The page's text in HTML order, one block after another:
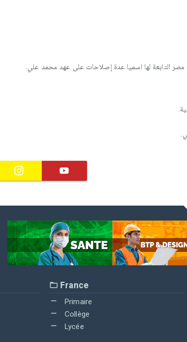
France
Primaire
Collège
Lycée